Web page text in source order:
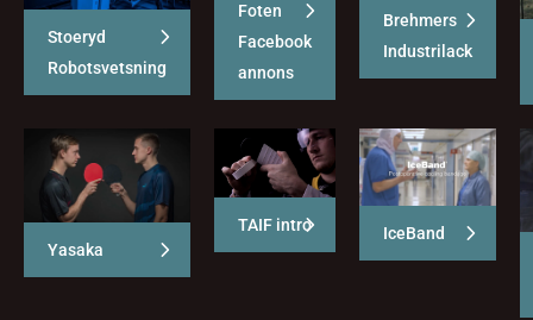
Stoeryd
Robotsvetsning
Foten
Facebook
annons
Brehmers
Industrilack
Yasaka
TAIF intro IceBand